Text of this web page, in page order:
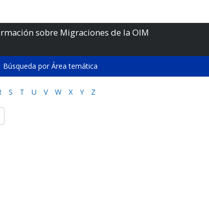
sobre Migraciones de la OIM
Búsqueda por Área temática
S T U V W X Y Z